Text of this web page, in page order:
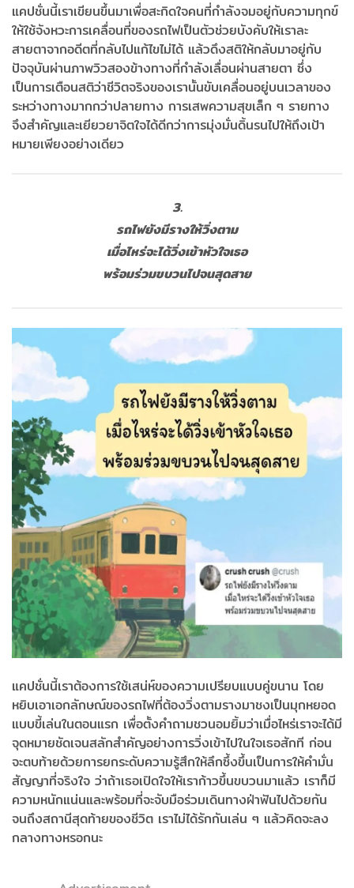
แคปชั่นนี้เราเขียนขึ้นมาเพื่อสะกิดใจคนที่กำลังจมอยู่กับความทุกข์
ให้ใช้จังหวะการเคลื่อนที่ของรถไฟเป็นตัวช่วยบังคับให้เราละ
สายตาจากอดีตที่กลับไปแก้ไขไม่ได้ แล้วดึงสติให้กลับมาอยู่กับ
ปัจจุบันผ่านภาพวิวสองข้างทางที่กำลังเลื่อนผ่านสายตา ซึ่ง
เป็นการเตือนสติว่าชีวิตจริงของเรานั้นขับเคลื่อนอยู่บนเวลาของ
ระหว่างทางมากกว่าปลายทาง การเสพความสุขเล็ก ๆ รายทาง
จึงสำคัญและเยียวยาจิตใจได้ดีกว่าการมุ่งมั่นดิ้นรนไปให้ถึงเป้า
หมายเพียงอย่างเดียว
3.
รถไฟยังมีรางให้วิ่งตาม
เมื่อไหร่จะได้วิ่งเข้าหัวใจเธอ
พร้อมร่วมขบวนไปจนสุดสาย
แคปชั่นนี้เราต้องการใช้เสน่ห์ของความเปรียบแบบคู่ขนาน โดย
หยิบเอาเอกลักษณ์ของรถไฟที่ต้องวิ่งตามรางมาชงเป็นมุกหยอด
แบบขี้เล่นในตอนแรก เพื่อตั้งคำถามชวนอมยิ้มว่าเมื่อไหร่เราจะได้มี
จุดหมายชัดเจนสลักสำคัญอย่างการวิ่งเข้าไปในใจเธอสักที ก่อน
จะตบท้ายด้วยการยกระดับความรู้สึกให้ลึกซึ้งขึ้นเป็นการให้คำมั่น
สัญญาที่จริงใจ ว่าถ้าเธอเปิดใจให้เราก้าวขึ้นขบวนมาแล้ว เราก็มี
ความหนักแน่นและพร้อมที่จะจับมือร่วมเดินทางฝ่าฟันไปด้วยกัน
จนถึงสถานีสุดท้ายของชีวิต เราไม่ได้รักกันเล่น ๆ แล้วคิดจะลง
กลางทางหรอกนะ